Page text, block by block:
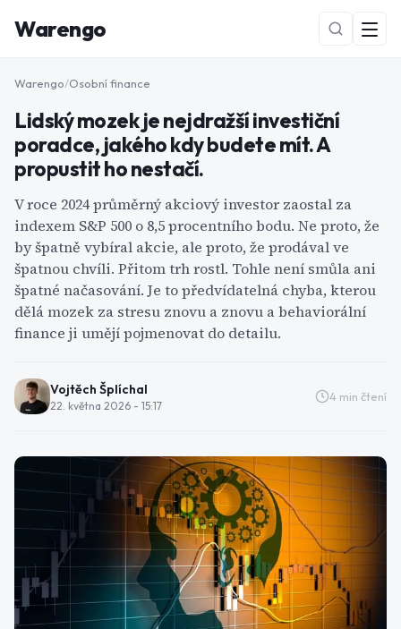
Warengo
NOVÉ
Warengo/Osobní finance
Lidský mozek je nejdražší investiční
poradce, jakého kdy budete mít. A
propustit ho nestačí.
V roce 2024 průměrný akciový investor zaostal za
indexem S&P 500 o 8,5 procentního bodu. Ne proto, že
by špatně vybíral akcie, ale proto, že prodával ve
špatnou chvíli. Přitom trh rostl. Tohle není smůla ani
špatné načasování. Je to předvídatelná chyba, kterou
dělá mozek za stresu znovu a znovu a behaviorální
finance ji umějí pojmenovat do detailu.
Vojtěch Šplíchal
22. května 2026 - 15:17
4 min čtení